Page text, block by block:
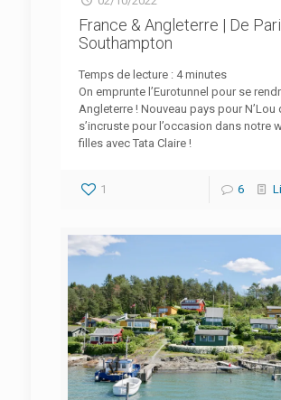
France & Angleterre | De
Southampton
Temps de lecture : 4 minutes
On emprunte l’Eurotunnel pour se
Angleterre ! Nouveau pays pour N’Lou
s’incruste pour l’occasion dans notre
filles avec Tata Claire !
1 6